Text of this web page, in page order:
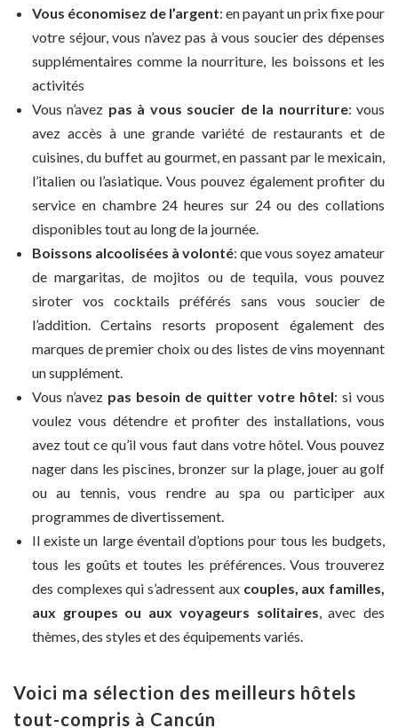
Vous économisez de l’argent: en payant un prix fixe pour
votre séjour, vous n’avez pas à vous soucier des dépenses
supplémentaires comme la nourriture, les boissons et les
activités
Vous n’avez pas à vous soucier de la nourriture: vous
avez accès à une grande variété de restaurants et de
cuisines, du buffet au gourmet, en passant par le mexicain,
l’italien ou l’asiatique. Vous pouvez également profiter du
service en chambre 24 heures sur 24 ou des collations
disponibles tout au long de la journée.
Boissons alcoolisées à volonté: que vous soyez amateur
de margaritas, de mojitos ou de tequila, vous pouvez
siroter vos cocktails préférés sans vous soucier de
l’addition. Certains resorts proposent également des
marques de premier choix ou des listes de vins moyennant
un supplément.
Vous n’avez pas besoin de quitter votre hôtel: si vous
voulez vous détendre et profiter des installations, vous
avez tout ce qu’il vous faut dans votre hôtel. Vous pouvez
nager dans les piscines, bronzer sur la plage, jouer au golf
ou au tennis, vous rendre au spa ou participer aux
programmes de divertissement.
Il existe un large éventail d’options pour tous les budgets,
tous les goûts et toutes les préférences. Vous trouverez
des complexes qui s’adressent auxcouples, aux familles,
aux groupes ou aux voyageurs solitaires , avec des
thèmes, des styles et des équipements variés.
Voici ma sélection des meilleurs hôtels
tout-compris à Cancún